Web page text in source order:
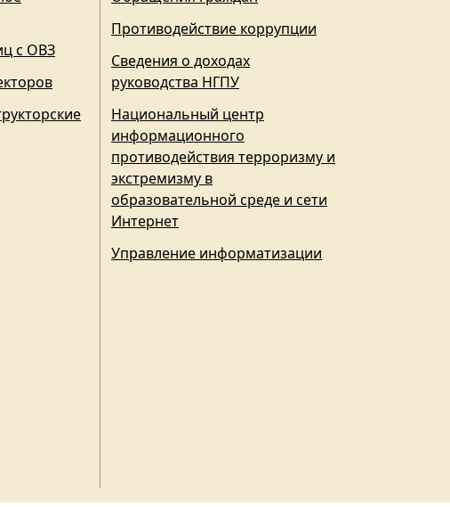
с ОВЗ
Противодействие коррупции
Сведения о доходах
руководства НГПУ
Национальный центр
информационного
противодействия терроризму и
экстремизму в
образовательной среде и сети
Интернет
Управление информатизации